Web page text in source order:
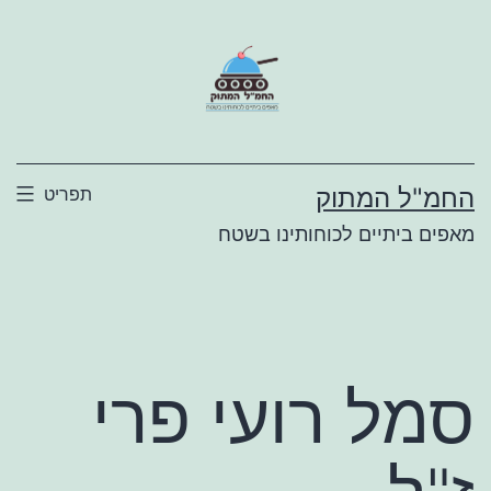
החמ"ל המתוק
מאפים ביתיים לכוחותינו בשטח
תפריט
סמל רועי פרי